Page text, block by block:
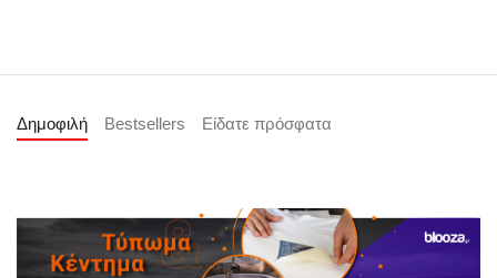
Δημοφιλή Bestsellers Είδατε πρόσφατα